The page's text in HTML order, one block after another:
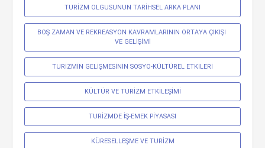
TURİZM OLGUSUNUN TARİHSEL ARKA PLANI
BOŞ ZAMAN VE REKREASYON KAVRAMLARININ ORTAYA ÇIKIŞI
VE GELİŞİMİ
TURİZMİN GELİŞMESİNİN SOSYO-KÜLTÜREL ETKİLERİ
KÜLTÜR VE TURİZM ETKİLEŞİMİ
TURİZMDE İŞ-EMEK PİYASASI
KÜRESELLEŞME VE TURİZM